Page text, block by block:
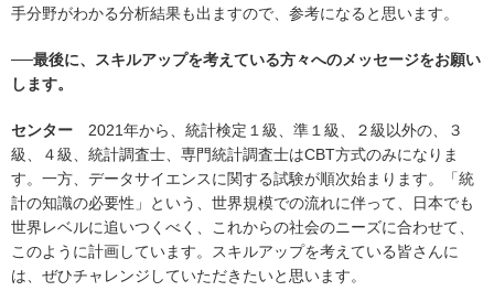
手分野がわかる分析結果も出ますので、参考になると思います。
──最後に、スキルアップを考えている方々へのメッセージをお願い
します。
センター 2021年から、統計検定１級、準１級、２級以外の、３
級、４級、統計調査士、専門統計調査士はCBT方式のみになりま
す。一方、データサイエンスに関する試験が順次始まります。「統
計の知識の必要性」という、世界規模での流れに伴って、日本でも
世界レベルに追いつくべく、これからの社会のニーズに合わせて、
このように計画しています。スキルアップを考えている皆さんに
は、ぜひチャレンジしていただきたいと思います。